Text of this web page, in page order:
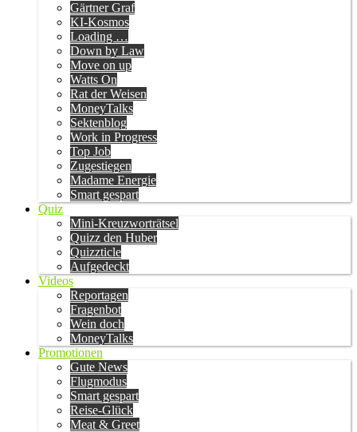
Gärtner Graf
KI-Kosmos
Loading …
Down by Law
Move on up
Watts On
Rat der Weisen
MoneyTalks
Sektenblog
Work in Progress
Top Job
Zugestiegen
Madame Energie
Smart gespart
Quiz
Mini-Kreuzworträtsel
Quizz den Huber
Quizzticle
Aufgedeckt
Videos
Reportagen
Fragenbot
Wein doch
MoneyTalks
Promotionen
Gute News
Flugmodus
Smart gespart
Reise-Glück
Meat & Greet